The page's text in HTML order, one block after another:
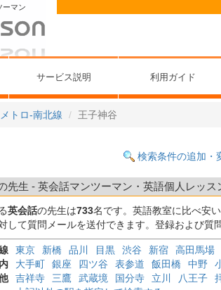
ーマン
サービス説明 利用ガイド
メトロ-南北線 王子神谷
検索条件の追加・
先生 - 英会話マンツーマン・英語個人レッ
英会話の先生は733名です。英語教室に比べ安
して質問メールを送付できます。登録および質
東京 新橋 品川 目黒 渋谷 新宿 高田馬場
大手町 銀座 四ツ谷 表参道 飯田橋 中野
吉祥寺 三鷹 武蔵境 国分寺 立川 八王子